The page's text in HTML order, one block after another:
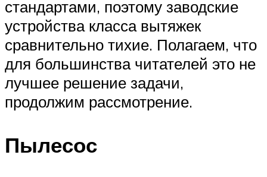
стандартами, поэтому заводские
устройства класса вытяжек
сравнительно тихие. Полагаем, что
для большинства читателей это не
лучшее решение задачи,
продолжим рассмотрение.
Пылесос